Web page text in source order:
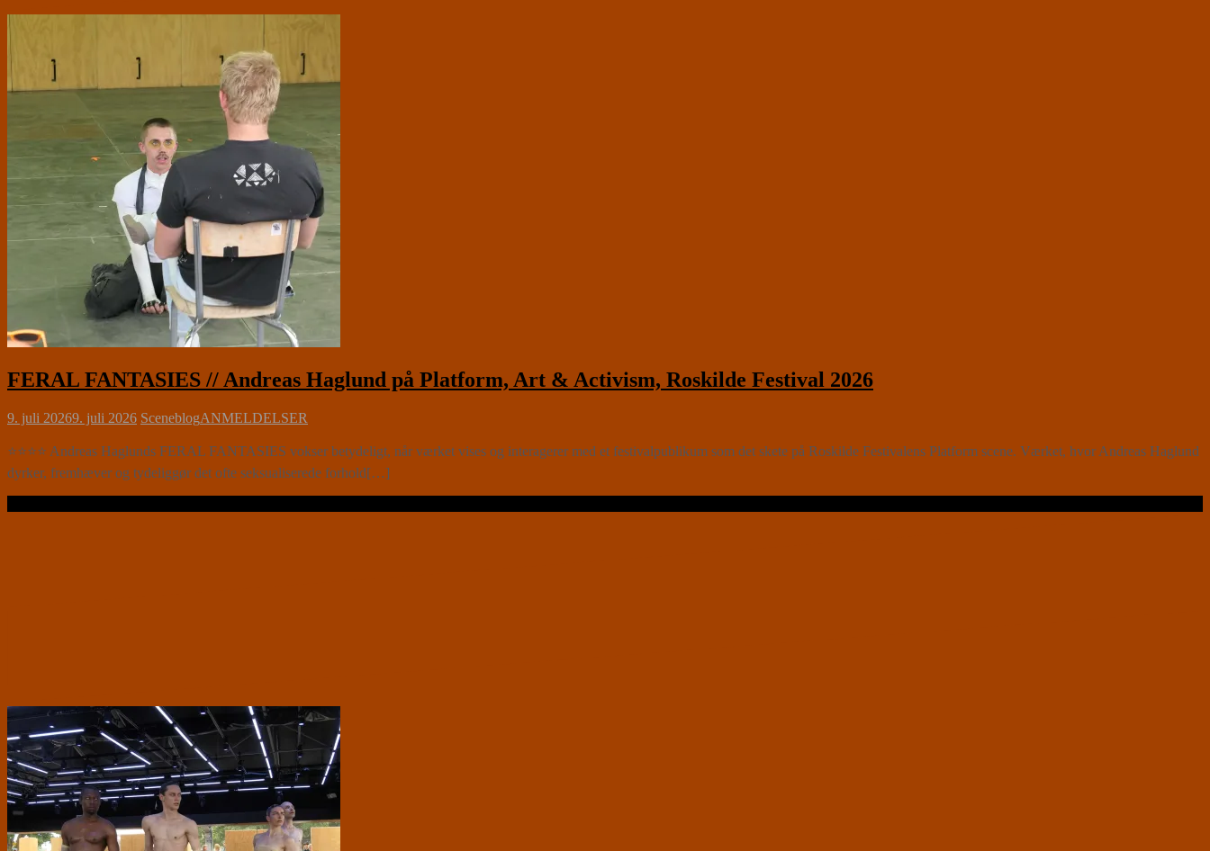
FERAL FANTASIES // Andreas Haglund på Platform, Art & Activism, Roskilde Festival 2026
9. juli 20269. juli 2026 SceneblogANMELDELSER
⭐⭐⭐⭐ Andreas Haglunds FERAL FANTASIES vokser betydeligt, når værket vises og interagerer med et festivalpublikum som det skete på Roskilde Festivalens Platform scene. Værket, hvor Andreas Haglund
dyrker, fremhæver og tydeliggør det ofte seksualiserede forhold[…]